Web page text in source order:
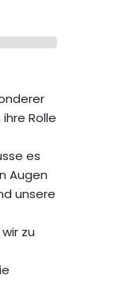
Rolle
es
Augen
unsere
zu